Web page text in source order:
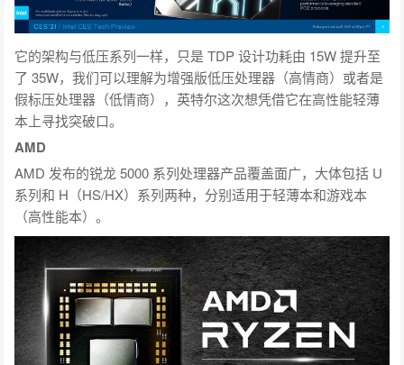
它的架构与低压系列一样，只是 TDP 设计功耗由 15W 提升至
了 35W，我们可以理解为增强版低压处理器（高情商）或者是
假标压处理器（低情商），英特尔这次想凭借它在高性能轻薄
本上寻找突破口。
AMD
AMD 发布的锐龙 5000 系列处理器产品覆盖面广，大体包括 U
系列和 H（HS/HX）系列两种，分别适用于轻薄本和游戏本
（高性能本）。